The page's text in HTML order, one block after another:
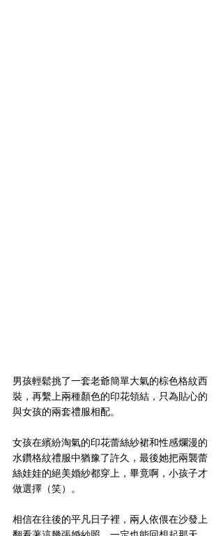
男孩輕鬆挑了一套老爺簡單大氣的棕色格紋西
裝，再繫上兩種顏色的印花領結，只為貼心的
與女孩的兩套禮服相配。
女孩在繽紛淘氣的印花蕾絲紗裙和性感爛漫的
水鑽格紋禮服中猶豫了許久，最後她把兩襲蕾
絲娃娃的絕美婚紗都穿上，畢竟啊，小孩子才
做選擇（笑）。
相信在往後的平凡日子裡，兩人依偎在沙發上